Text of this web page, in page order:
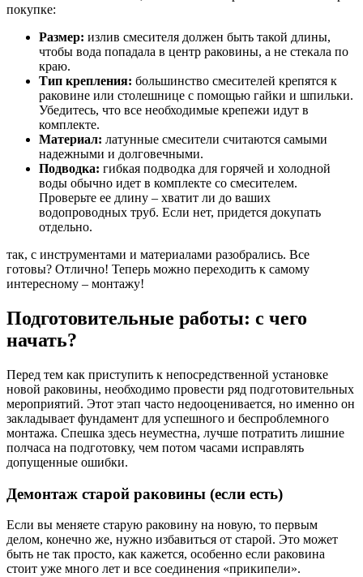
покупке:
Размер: излив смесителя должен быть такой длины,
чтобы вода попадала в центр раковины, а не стекала по
краю.
Тип крепления: большинство смесителей крепятся к
раковине или столешнице с помощью гайки и шпильки.
Убедитесь, что все необходимые крепежи идут в
комплекте.
Материал: латунные смесители считаются самыми
надежными и долговечными.
Подводка: гибкая подводка для горячей и холодной
воды обычно идет в комплекте со смесителем.
Проверьте ее длину – хватит ли до ваших
водопроводных труб. Если нет, придется докупать
отдельно.
так, с инструментами и материалами разобрались. Все
готовы? Отлично! Теперь можно переходить к самому
интересному – монтажу!
Подготовительные работы: с чего
начать?
Перед тем как приступить к непосредственной установке
новой раковины, необходимо провести ряд подготовительных
мероприятий. Этот этап часто недооценивается, но именно он
закладывает фундамент для успешного и беспроблемного
монтажа. Спешка здесь неуместна, лучше потратить лишние
полчаса на подготовку, чем потом часами исправлять
допущенные ошибки.
Демонтаж старой раковины (если есть)
Если вы меняете старую раковину на новую, то первым
делом, конечно же, нужно избавиться от старой. Это может
быть не так просто, как кажется, особенно если раковина
стоит уже много лет и все соединения «прикипели».